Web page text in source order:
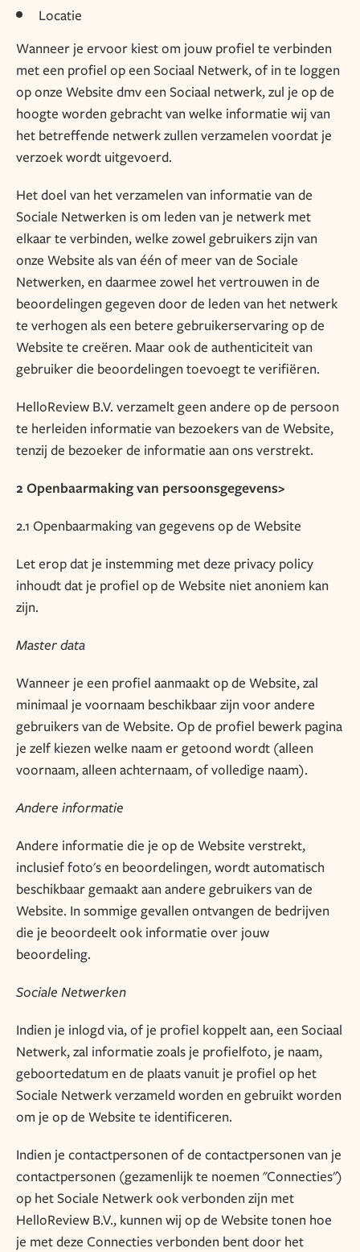
Locatie
Wanneer je ervoor kiest om jouw profiel te verbinden
met een profiel op een Sociaal Netwerk, of in te loggen
op onze Website dmv een Sociaal netwerk, zul je op de
hoogte worden gebracht van welke informatie wij van
het betreffende netwerk zullen verzamelen voordat je
verzoek wordt uitgevoerd.
Het doel van het verzamelen van informatie van de
Sociale Netwerken is om leden van je netwerk met
elkaar te verbinden, welke zowel gebruikers zijn van
onze Website als van één of meer van de Sociale
Netwerken, en daarmee zowel het vertrouwen in de
beoordelingen gegeven door de leden van het netwerk
te verhogen als een betere gebruikerservaring op de
Website te creëren. Maar ook de authenticiteit van
gebruiker die beoordelingen toevoegt te verifiëren.
HelloReview B.V. verzamelt geen andere op de persoon
te herleiden informatie van bezoekers van de Website,
tenzij de bezoeker de informatie aan ons verstrekt.
2 Openbaarmaking van persoonsgegevens>
2.1 Openbaarmaking van gegevens op de Website
Let erop dat je instemming met deze privacy policy
inhoudt dat je profiel op de Website niet anoniem kan
zijn.
Master data
Wanneer je een profiel aanmaakt op de Website, zal
minimaal je voornaam beschikbaar zijn voor andere
gebruikers van de Website. Op de profiel bewerk pagina
je zelf kiezen welke naam er getoond wordt (alleen
voornaam, alleen achternaam, of volledige naam).
Andere informatie
Andere informatie die je op de Website verstrekt,
inclusief foto's en beoordelingen, wordt automatisch
beschikbaar gemaakt aan andere gebruikers van de
Website. In sommige gevallen ontvangen de bedrijven
die je beoordeelt ook informatie over jouw
beoordeling.
Sociale Netwerken
Indien je inlogd via, of je profiel koppelt aan, een Sociaal
Netwerk, zal informatie zoals je profielfoto, je naam,
geboortedatum en de plaats vanuit je profiel op het
Sociale Netwerk verzameld worden en gebruikt worden
om je op de Website te identificeren.
Indien je contactpersonen of de contactpersonen van je
contactpersonen (gezamenlijk te noemen "Connecties")
op het Sociale Netwerk ook verbonden zijn met
HelloReview B.V., kunnen wij op de Website tonen hoe
je met deze Connecties verbonden bent door het